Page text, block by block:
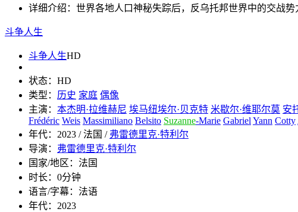
详细介绍： 世界各地人口神秘失踪后，反乌托邦世界中的交战
斗争人生
斗争人生HD
状态： HD
类型： 历史 家庭 偶像
主演： 本杰明·拉维赫尼 埃马纽埃尔·贝克特 米歇尔·维耶尔莫 安
Frédéric Weis Massimiliano Belsito Suzanne-Marie GabrielYann Cotty
年代： 2023 / 法国 / 弗雷德里克·特利尔
导演： 弗雷德里克·特利尔
国家/地区： 法国
时长： 0分钟
语言/字幕： 法语
年代： 2023